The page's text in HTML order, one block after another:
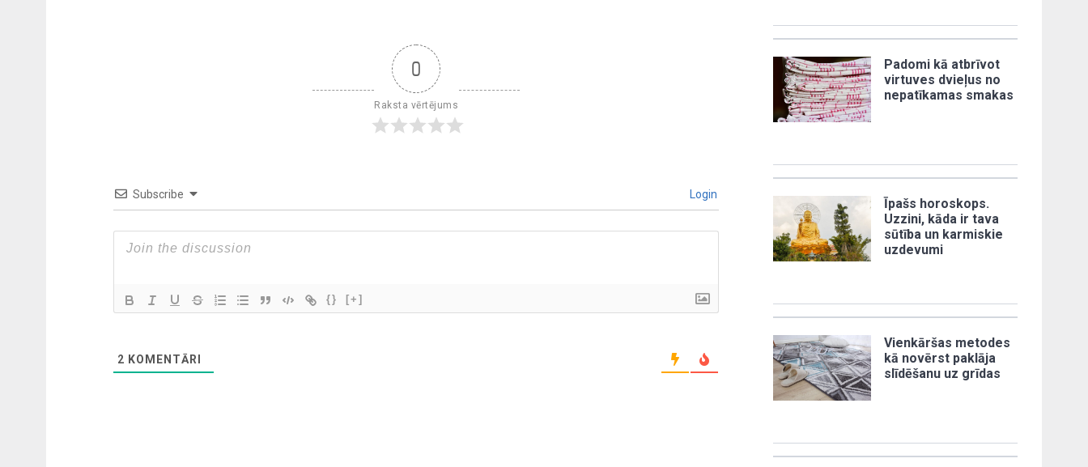
0
Raksta vērtējums
Subscribe Login
{} [+]
2 KOMENTĀRI
Padomi kā atbrīvot
virtuves dvieļus no
nepatīkamas smakas
Īpašs horoskops.
Uzzini, kāda ir tava
sūtība un karmiskie
uzdevumi
Vienkāršas metodes
kā novērst paklāja
slīdēšanu uz grīdas